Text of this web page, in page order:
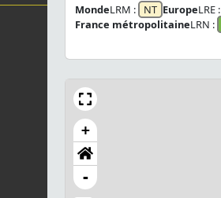
MondeLRM : NT EuropeLRE :
France métropolitaineLRN :
+
-